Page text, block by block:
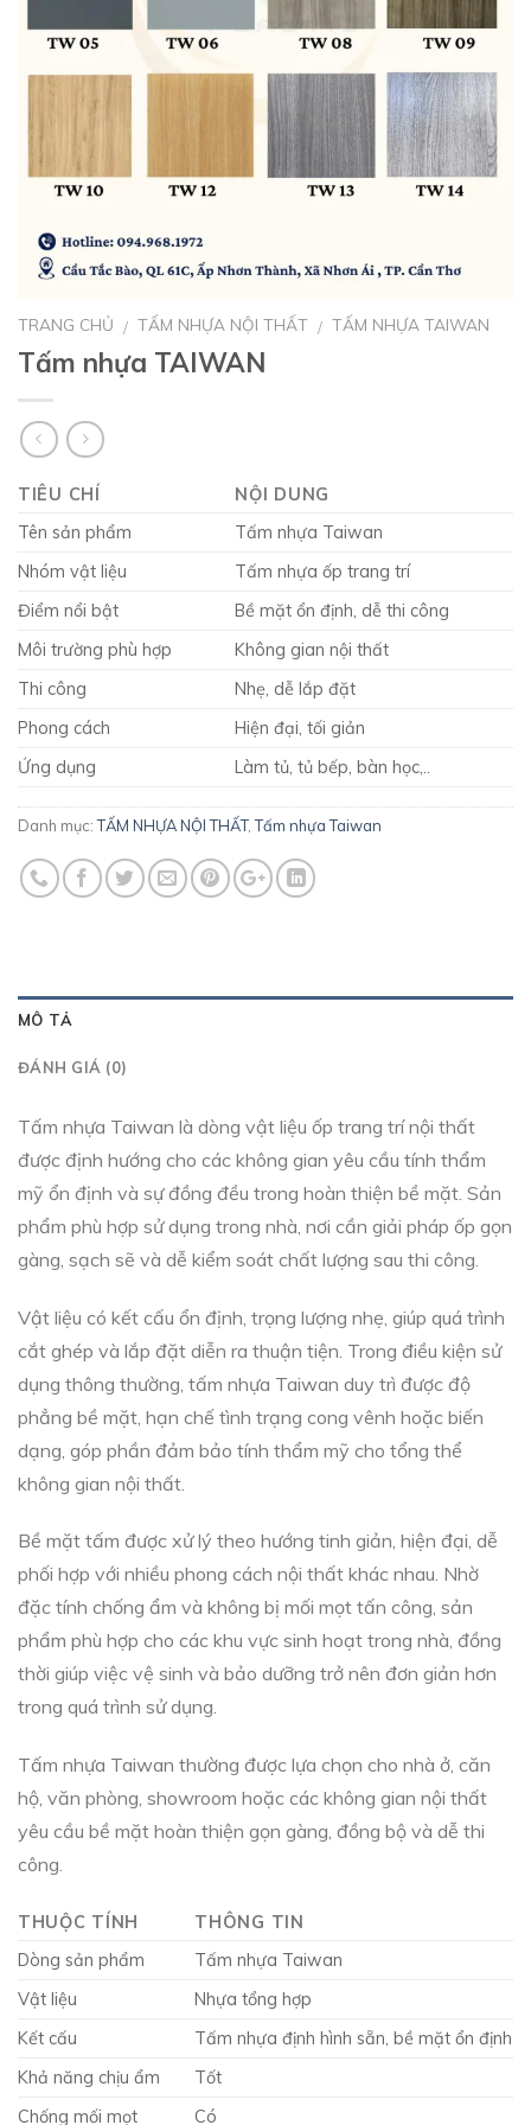
TRANG CHỦ / TẤM NHỰA NỘI THẤT / TẤM NHỰA TAIWAN
Tấm nhựa TAIWAN
TIÊU CHÍ
NỘI DUNG
Tên sản phẩm
Tấm nhựa Taiwan
Nhóm vật liệu
Tấm nhựa ốp trang trí
Điểm nổi bật
Bề mặt ổn định, dễ thi công
Môi trường phù hợp
Không gian nội thất
Thi công
Nhẹ, dễ lắp đặt
Phong cách
Hiện đại, tối giản
Ứng dụng
Làm tủ, tủ bếp, bàn học,..
Danh mục:TẤM NHỰA NỘI THẤT,Tấm nhựa Taiwan
MÔ TẢ
ĐÁNH GIÁ (0)
Tấm nhựa Taiwan là dòng vật liệu ốp trang trí nội thất
được định hướng cho các không gian yêu cầu tính thẩm
mỹ ổn định và sự đồng đều trong hoàn thiện bề mặt. Sản
phẩm phù hợp sử dụng trong nhà, nơi cần giải pháp ốp gọn
gàng, sạch sẽ và dễ kiểm soát chất lượng sau thi công.
Vật liệu có kết cấu ổn định, trọng lượng nhẹ, giúp quá trình
cắt ghép và lắp đặt diễn ra thuận tiện. Trong điều kiện sử
dụng thông thường, tấm nhựa Taiwan duy trì được độ
phẳng bề mặt, hạn chế tình trạng cong vênh hoặc biến
dạng, góp phần đảm bảo tính thẩm mỹ cho tổng thể
không gian nội thất.
Bề mặt tấm được xử lý theo hướng tinh giản, hiện đại, dễ
phối hợp với nhiều phong cách nội thất khác nhau. Nhờ
đặc tính chống ẩm và không bị mối mọt tấn công, sản
phẩm phù hợp cho các khu vực sinh hoạt trong nhà, đồng
thời giúp việc vệ sinh và bảo dưỡng trở nên đơn giản hơn
trong quá trình sử dụng.
Tấm nhựa Taiwan thường được lựa chọn cho nhà ở, căn
hộ, văn phòng, showroom hoặc các không gian nội thất
yêu cầu bề mặt hoàn thiện gọn gàng, đồng bộ và dễ thi
công.
THUỘC TÍNH
THÔNG TIN
Dòng sản phẩm
Tấm nhựa Taiwan
Vật liệu
Nhựa tổng hợp
Kết cấu
Tấm nhựa định hình sẵn, bề mặt ổn định
Khả năng chịu ẩm
Tốt
Chống mối mọt
Có